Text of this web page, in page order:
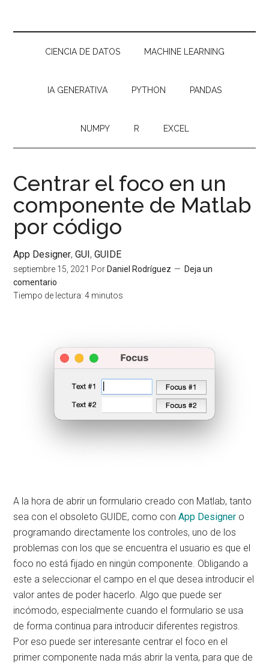
CIENCIA DE DATOS MACHINE LEARNING
IA GENERATIVA PYTHON PANDAS
NUMPY R EXCEL
Centrar el foco en un
componente de Matlab
por código
App Designer,GUI,GUIDE
septiembre 15, 2021 Por Daniel Rodríguez
Deja un
comentario
Tiempo de lectura: 4 minutos
A la hora de abrir un formulario creado con Matlab, tanto
sea con el obsoleto GUIDE, como conApp Designer o
programando directamente los controles, uno de los
problemas con los que se encuentra el usuario es que el
foco no está fijado en ningún componente. Obligando a
este a seleccionar el campo en el que desea introducir el
valor antes de poder hacerlo. Algo que puede ser
incómodo, especialmente cuando el formulario se usa
de forma continua para introducir diferentes registros.
Por eso puede ser interesante centrar el foco en el
primer componente nada más abrir la venta, para que de